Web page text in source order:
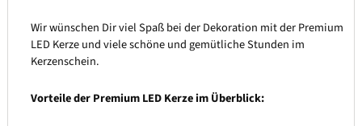
Wir wünschen Dir viel Spaß bei der Dekoration mit der Premium
LED Kerze und viele schöne und gemütliche Stunden im
Kerzenschein.
Vorteile der Premium LED Kerze im Überblick: